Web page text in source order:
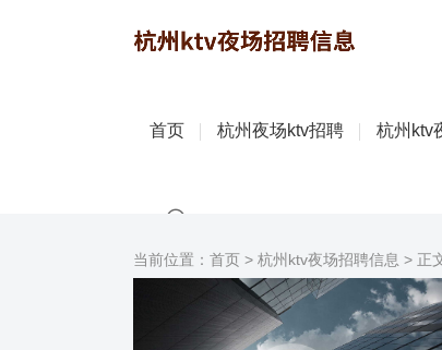
首页 杭州夜场ktv招聘 杭州ktv
当前位置： 首页 > 杭州ktv夜场招聘信息 > 正